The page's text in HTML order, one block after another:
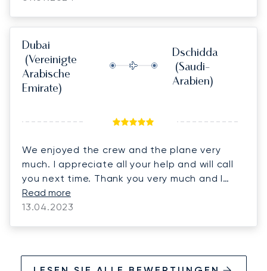
ground services of Astonsky LBG and Saudia
Private Aviation Dammam, who worked hand-
on-hand to achieve a flawless and hassle-
free service. Generally, Luna Jets is indeed
reliable/dependable and I will always count
on you when it comes to chartered flight
Dubai
(Vereinigte
Arabische
Emirate)
Dschidda
(Saudi-
Arabien)
We enjoyed the crew and the plane very
much. I appreciate all your help and will call
you next time. Thank you very much and I
hope to do business with you in future.
Read more
13.04.2023